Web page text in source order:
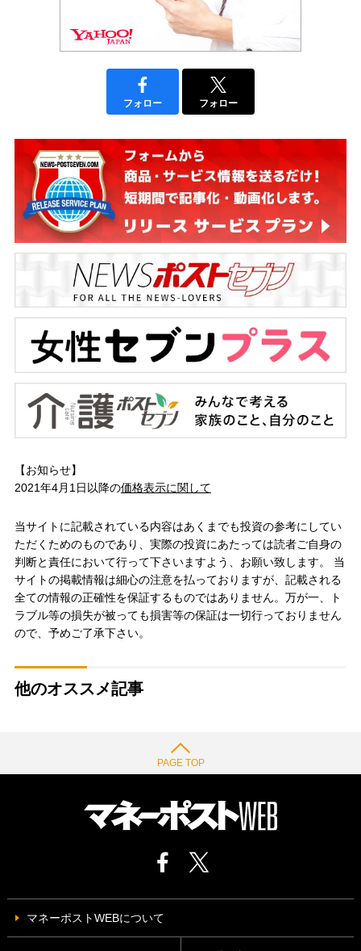
フォロー フォロー
【お知らせ】
2021年4月1日以降の価格表示に関して
当サイトに記載されている内容はあくまでも投資の参考にしてい
ただくためのものであり、実際の投資にあたっては読者ご自身の
判断と責任において行って下さいますよう、お願い致します。 当
サイトの掲載情報は細心の注意を払っておりますが、記載される
全ての情報の正確性を保証するものではありません。万が一、ト
ラブル等の損失が被っても損害等の保証は一切行っておりません
ので、予めご了承下さい。
他のオススメ記事
PAGE TOP
マネーポストWEBについて